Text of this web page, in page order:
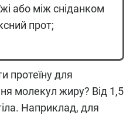
або між сніданком
прот;
протеїну для
молекул жиру? Від 1,5
Наприклад, для